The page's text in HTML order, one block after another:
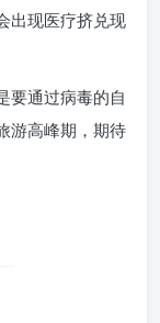
出现医疗挤兑现
要通过病毒的自
游高峰期，期待